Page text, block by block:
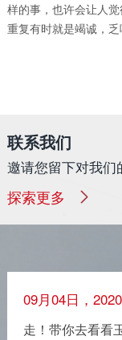
样的事，也许会让人
重复有时就是竭诚，
联系我们
邀请您留下对我们
探索更多
09月04日，
走！带你去看看